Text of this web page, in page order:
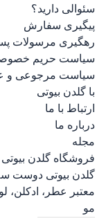
سئوالی دارید؟
پیگیری سفارش
رهگیری مرسولات
سیاست حریم
سیاست مرجوعی و
با گلدن بیوتی
ارتباط با ما
درباره ما
مجله
فروشگاه گلدن بیوتی
گلدن بیوتی دوست
معتبر عطر، ادکلن،
مو